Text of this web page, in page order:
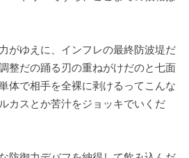
がゆえに、インフレの最終防波堤だ
整だの踊る刃の重ねがけだのと七面
体で相手を全裸に剥けるってこんな
カスとか苦汁をジョッキでいくだ